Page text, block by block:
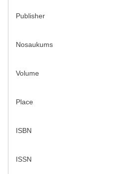
Publisher
Nosaukums
Volume
Place
ISBN
ISSN